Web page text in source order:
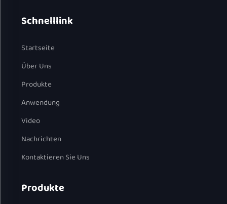
Schnelllink
Startseite
Über Uns
Produkte
Anwendung
Video
Nachrichten
Kontaktieren Sie Uns
Produkte